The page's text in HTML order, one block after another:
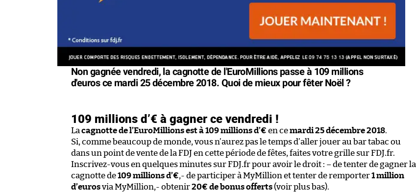
Non gagnée vendredi, la cagnotte de l'EuroMillions passe à 109 millions
d'euros ce mardi 25 décembre 2018. Quoi de mieux pour fêter Noël ?
109 millions d’€ à gagner ce vendredi !
La cagnotte de l’EuroMillions est à 109 millions d’€ en cemardi 25 décembre 2018.
Si, comme beaucoup de monde, vous n’aurez pas le temps d’aller jouer au bar tabac ou
dans un point de vente de la FDJ en cette période de fêtes, faites votre grille sur FDJ.fr.
Inscrivez-vous en quelques minutes sur FDJ.fr pour avoir le droit : – de tenter de gagner la
cagnotte de109 millions d’€,- de participer à MyMillion et tenter de remporter1 million
d’eurosvia MyMillion,- obtenir20€ de bonus offerts(voir plus bas).